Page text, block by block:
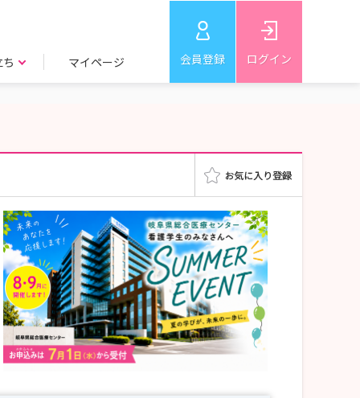
マイページ 会員登録 ログイン